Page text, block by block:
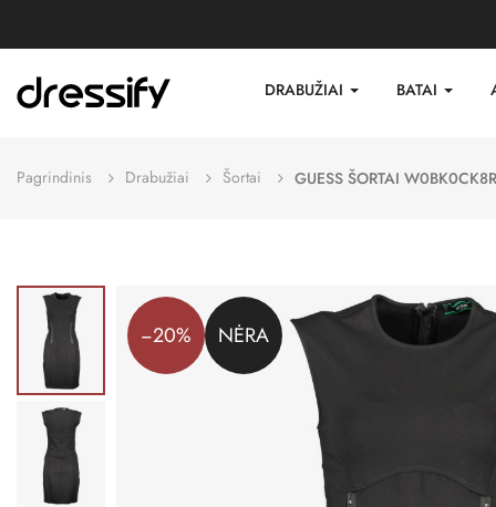
DRABUŽIAI BATAI
Pagrindinis Drabužiai Šortai GUESS ŠORTAI
−20% NĖRA